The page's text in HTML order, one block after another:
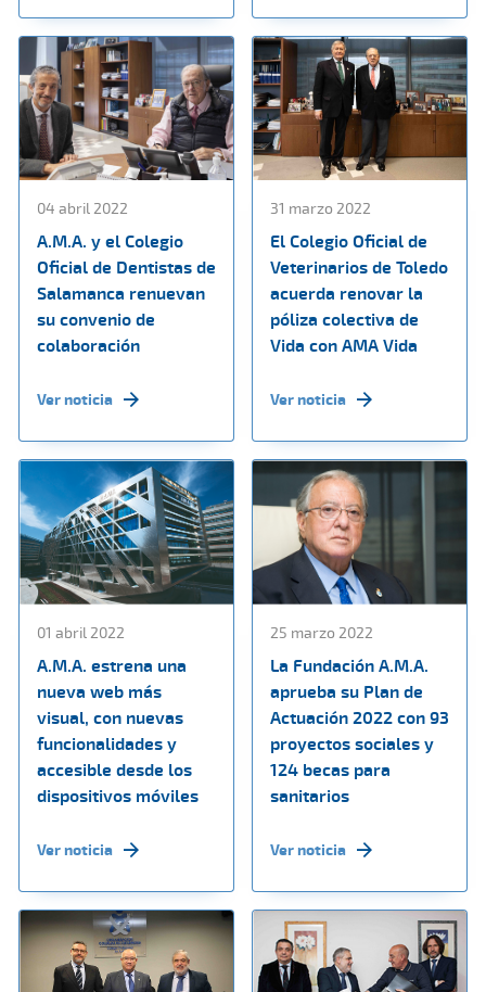
04 abril 2022
A.M.A. y el Colegio
Oficial de Dentistas de
Salamanca renuevan
su convenio de
colaboración
Ver noticia
31 marzo 2022
El Colegio Oficial de
Veterinarios de Toledo
acuerda renovar la
póliza colectiva de
Vida con AMA Vida
Ver noticia
01 abril 2022
A.M.A. estrena una
nueva web más
visual, con nuevas
funcionalidades y
accesible desde los
dispositivos móviles
Ver noticia
25 marzo 2022
La Fundación A.M.A.
aprueba su Plan de
Actuación 2022 con 93
proyectos sociales y
124 becas para
sanitarios
Ver noticia